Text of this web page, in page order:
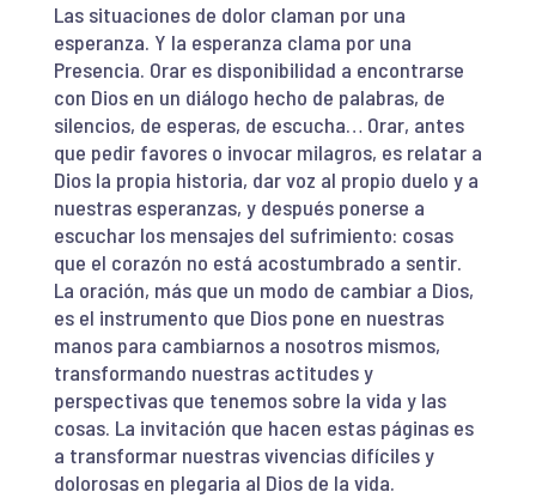
Las situaciones de dolor claman por una
esperanza. Y la esperanza clama por una
Presencia. Orar es disponibilidad a encontrarse
con Dios en un diálogo hecho de palabras, de
silencios, de esperas, de escucha… Orar, antes
que pedir favores o invocar milagros, es relatar a
Dios la propia historia, dar voz al propio duelo y a
nuestras esperanzas, y después ponerse a
escuchar los mensajes del sufrimiento: cosas
que el corazón no está acostumbrado a sentir.
La oración, más que un modo de cambiar a Dios,
es el instrumento que Dios pone en nuestras
manos para cambiarnos a nosotros mismos,
transformando nuestras actitudes y
perspectivas que tenemos sobre la vida y las
cosas. La invitación que hacen estas páginas es
a transformar nuestras vivencias difíciles y
dolorosas en plegaria al Dios de la vida.